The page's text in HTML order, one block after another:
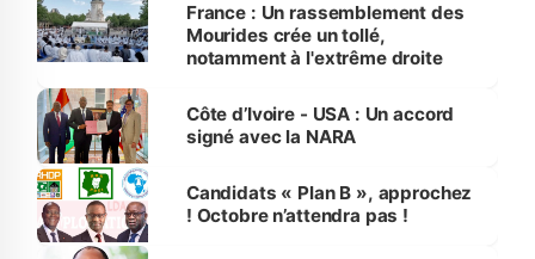
France : Un rassemblement des
Mourides crée un tollé,
notamment à l'extrême droite
Côte d’Ivoire - USA : Un accord
signé avec la NARA
Candidats « Plan B », approchez
! Octobre n’attendra pas !